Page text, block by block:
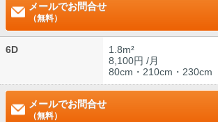
メールでお問合せ
（無料）
6D
1.8m²
8,100円 /月
80cm・210cm・230cm
メールでお問合せ
（無料）